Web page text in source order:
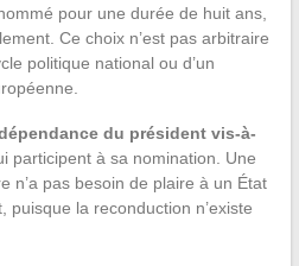
pour une durée de huit ans,
Ce choix n’est pas arbitraire
politique national ou d’un
du président vis-à-
participent à sa nomination. Une
n’a pas besoin de plaire à un État
la reconduction n’existe